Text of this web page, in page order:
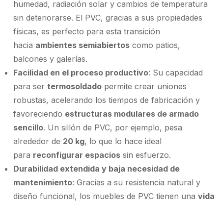
humedad, radiación solar y cambios de temperatura
sin deteriorarse. El PVC, gracias a sus propiedades
físicas, es perfecto para esta transición
hacia ambientes semiabiertos como patios,
balcones y galerías.
Facilidad en el proceso productivo: Su capacidad
para sertermosoldado permite crear uniones
robustas, acelerando los tiempos de fabricación y
favoreciendo estructuras modulares de armado
sencillo. Un sillón de PVC, por ejemplo, pesa
alrededor de 20 kg, lo que lo hace ideal
para reconfigurar espacios sin esfuerzo.
Durabilidad extendida y baja necesidad de
mantenimiento: Gracias a su resistencia natural y
diseño funcional, los muebles de PVC tienen unavida